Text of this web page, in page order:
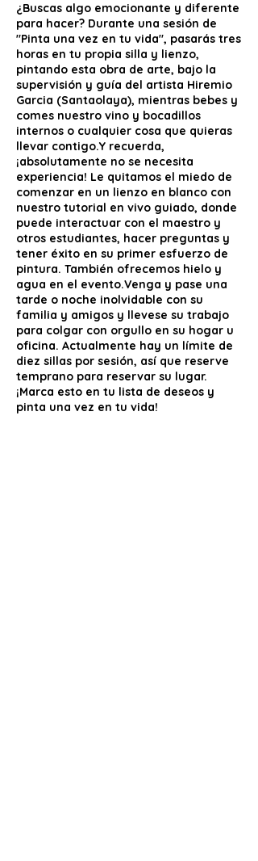
¿Buscas algo emocionante y diferente
para hacer? Durante una sesión de
"Pinta una vez en tu vida", pasarás tres
horas en tu propia silla y lienzo,
pintando esta obra de arte, bajo la
supervisión y guía del artista Hiremio
Garcia (Santaolaya), mientras bebes y
comes nuestro vino y bocadillos
internos o cualquier cosa que quieras
llevar contigo.Y recuerda,
¡absolutamente no se necesita
experiencia! Le quitamos el miedo de
comenzar en un lienzo en blanco con
nuestro tutorial en vivo guiado, donde
puede interactuar con el maestro y
otros estudiantes, hacer preguntas y
tener éxito en su primer esfuerzo de
pintura. También ofrecemos hielo y
agua en el evento.Venga y pase una
tarde o noche inolvidable con su
familia y amigos y llevese su trabajo
para colgar con orgullo en su hogar u
oficina. Actualmente hay un límite de
diez sillas por sesión, así que reserve
temprano para reservar su lugar.
¡Marca esto en tu lista de deseos y
pinta una vez en tu vida!